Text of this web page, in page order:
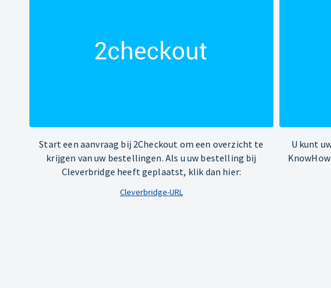
Start een aanvraag bij 2Checkout om een overzicht te
krijgen van uw bestellingen. Als u uw bestelling bij
Cleverbridge heeft geplaatst, klik dan hier:
Cleverbridge-URL
U kunt